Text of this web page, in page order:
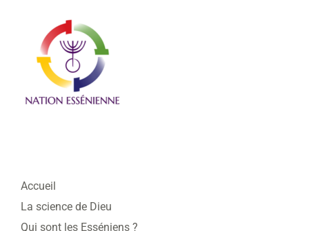
Accueil
La science de Dieu
Qui sont les Esséniens ?